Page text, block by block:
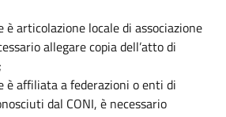
è articolazione locale di associazione
allegare copia dell’atto di
è affiliata a federazioni o enti di
dal CONI, è necessario